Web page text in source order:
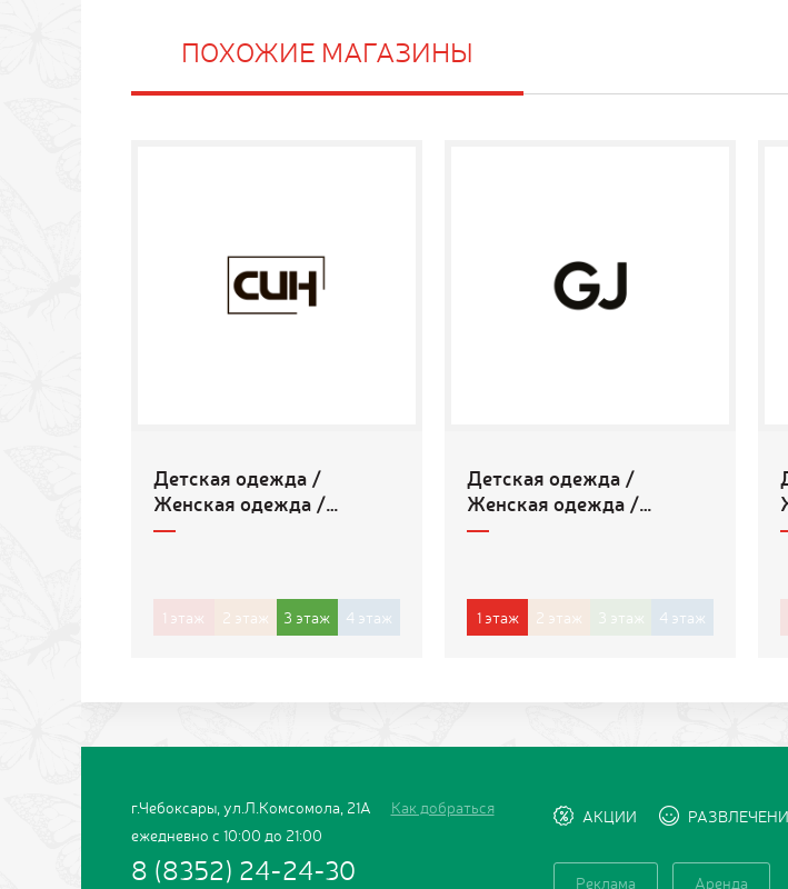
ПОХОЖИЕ МАГАЗИНЫ
Детская одежда /
Женская одежда /
Мужская одежда
1 этаж 2 этаж 3 этаж 4 этаж
Детская одежда /
Женская одежда /
Мужская одежда
1 этаж 2 этаж 3 этаж 4 этаж
АКЦИИ
Реклама Аренда
г.Чебоксары, ул.Л.Комсомола, 21А
Как добраться
ежедневно с 10:00 до 21:00
8 (8352) 24-24-30